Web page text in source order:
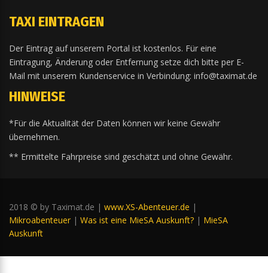
TAXI EINTRAGEN
Der Eintrag auf unserem Portal ist kostenlos. Für eine
Eintragung, Änderung oder Entfernung setze dich bitte per E-
Mail mit unserem Kundenservice in Verbindung: info@taximat.de
HINWEISE
*Für die Aktualität der Daten können wir keine Gewähr
übernehmen.
** Ermittelte Fahrpreise sind geschätzt und ohne Gewähr.
2018 © by Taximat.de | www.XS-Abenteuer.de |
Mikroabenteuer | Was ist eine MieSA Auskunft? | MieSA
Auskunft